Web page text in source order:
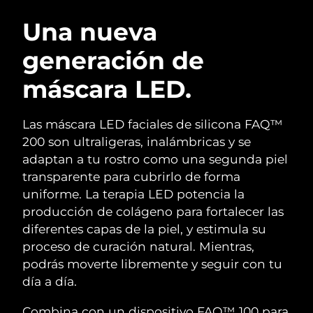
Una nueva
generación de
máscara LED.
Las máscara LED faciales de silicona FAQ™
200 son ultraligeras, inalámbricas y se
adaptan a tu rostro como una segunda piel
transparente para cubrirlo de forma
uniforme. La terapia LED potencia la
producción de colágeno para fortalecer las
diferentes capas de la piel, y estimula su
proceso de curación natural. Mientras,
podrás moverte libremente y seguir con tu
día a día.
Limpieza facial
Anti-aging massage
LUNA™ 4 Plus
Massage, LED heating
LUNA™ 4 Men
For men, anti-aging massage
Lifting facial
Microcurrent toning
BEAR™ 2 go
Microcurrent toning on-the-go
BEAR™ 2 eyes & lips
Microcurrent line smoothing device
Hidratación
UFO™ 3 pack
Deep facial hydration
UFO™ 3 LED
Near-infrared and red light therapy
Cuidado bucal
issa™ 4
Hybrid silicone sonic toothbrush
issa™ 4 plus
TRATAMIENTO ANTIEDAD FAQ™
Antiedad
NEW
Austria
Baréin Entrega prevista
Bélgica Entrega prevista
Bermudas Entrega prevista14/8/26
Bosnia y Herzegovina Entrega prevista 11/8/26
Brunéi
Bulgaria Entrega prevista8/8/26
Canadá Entrega prevista
Chile